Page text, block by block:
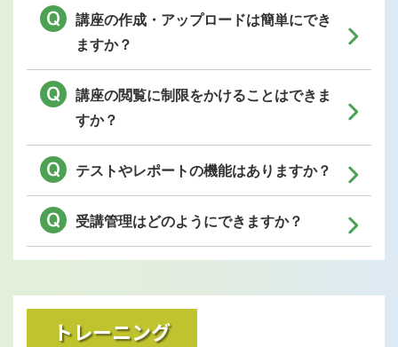
講座の作成・アップロードは簡単にでき
ますか？
講座の閲覧に制限をかけることはできま
すか？
テストやレポートの機能はありますか？
受講管理はどのようにできますか？
トレーニング